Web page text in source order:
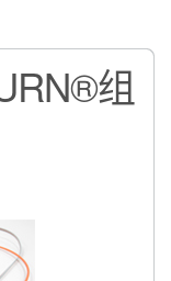
组